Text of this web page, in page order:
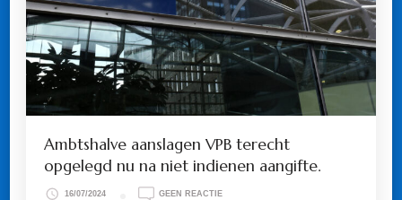
Ambtshalve aanslagen VPB terecht
opgelegd nu na niet indienen aangifte.
16/07/2024 GEEN REACTIEOP